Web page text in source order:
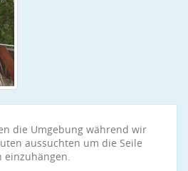
die Umgebung während wir
aussuchten um die Seile
einzuhängen.